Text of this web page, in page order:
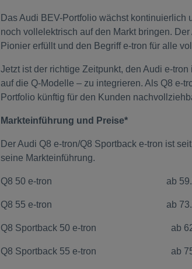
Das Audi BEV-Portfolio wächst
noch vollelektrisch auf den Markt bringen.
Pionier erfüllt und den Begriff e-tron für alle
Jetzt ist der richtige Zeitpunkt, den Audi e-
auf die Q-Modelle – zu integrieren. Als Q8 e-
Portfolio künftig für den Kunden
Markteinführung und Preise*
Der Audi Q8 e-tron/Q8 Sportback e-tron ist
seine Markteinführung.
Q8 50 e-tron ab 59.990
Q8 55 e-tron ab 73.311
Q8 Sportback 50 e-tron ab
Q8 Sportback 55 e-tron ab